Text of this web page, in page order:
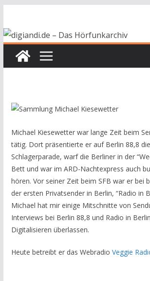
springen
Michael Kiesewetter war lange Zeit beim
tätig. Dort präsentierte er auf Berlin 88,8
Schlagerparade, warf die Berliner in der
Bett und war im ARD-Nachtexpress auch
hören. Vor seiner Zeit beim SFB war er bei
der ersten Privatsender in Berlin, “Radio in
Michael hat mir einige Mitschnitte von
Interviews bei Berlin 88,8 und Radio in
Digitalisieren überlassen.
Heute betreibt er das Webradio Veggie